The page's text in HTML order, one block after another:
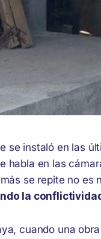
se instaló en las
habla en las
se repite no
la
cuando una